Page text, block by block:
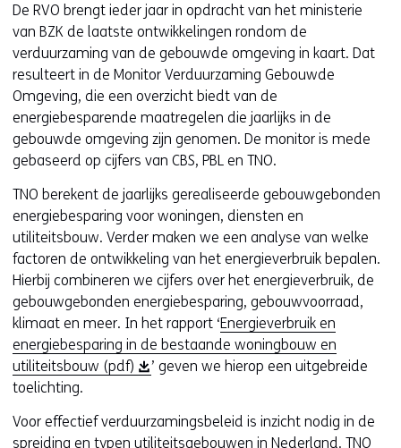
e
n
s
t
r
)
v
n
s
r
i
e
u
w
v
e
n
s
)
n
i
e
u
w
v
e
n
e
De RVO brengt ieder jaar in opdracht van het ministerie
van BZK de laatste ontwikkelingen rondom de
verduurzaming van de gebouwde omgeving in kaart. Dat
resulteert in de Monitor Verduurzaming Gebouwde
Omgeving, die een overzicht biedt van de
energiebesparende maatregelen die jaarlijks in de
gebouwde omgeving zijn genomen. De monitor is mede
gebaseerd op cijfers van CBS, PBL en TNO.
TNO berekent de jaarlijks gerealiseerde gebouwgebonden
energiebesparing voor woningen, diensten en
utiliteitsbouw. Verder maken we een analyse van welke
factoren de ontwikkeling van het energieverbruik bepalen.
Hierbij combineren we cijfers over het energieverbruik, de
gebouwgebonden energiebesparing, gebouwvoorraad,
klimaat en meer. In het rapport ‘Energieverbruik en
energiebesparing in de bestaande woningbouw en
utiliteitsbouw (pdf)
e
’ geven we hierop een uitgebreide
toelichting.
Voor effectief verduurzamingsbeleid is inzicht nodig in de
spreiding en typen utiliteitsgebouwen in Nederland. TNO